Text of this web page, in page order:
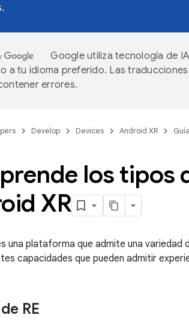
Google utiliza tecnología de
a tu idioma preferido. Las
errores.
Develop Devices Android XR
los tipos
XR
una plataforma que admite una
capacidades que pueden admitir
RE